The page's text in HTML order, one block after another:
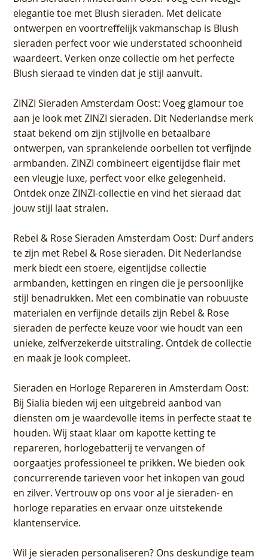
elegantie toe met Blush sieraden. Met delicate
ontwerpen en voortreffelijk vakmanschap is Blush
sieraden perfect voor wie understated schoonheid
waardeert. Verken onze collectie om het perfecte
Blush sieraad te vinden dat je stijl aanvult.
ZINZI Sieraden Amsterdam Oost: Voeg glamour toe
aan je look met ZINZI sieraden. Dit Nederlandse merk
staat bekend om zijn stijlvolle en betaalbare
ontwerpen, van sprankelende oorbellen tot verfijnde
armbanden. ZINZI combineert eigentijdse flair met
een vleugje luxe, perfect voor elke gelegenheid.
Ontdek onze ZINZI-collectie en vind het sieraad dat
jouw stijl laat stralen.
Rebel & Rose Sieraden Amsterdam Oost: Durf anders
te zijn met Rebel & Rose sieraden. Dit Nederlandse
merk biedt een stoere, eigentijdse collectie
armbanden, kettingen en ringen die je persoonlijke
stijl benadrukken. Met een combinatie van robuuste
materialen en verfijnde details zijn Rebel & Rose
sieraden de perfecte keuze voor wie houdt van een
unieke, zelfverzekerde uitstraling. Ontdek de collectie
en maak je look compleet.
Sieraden en Horloge Repareren in Amsterdam Oost:
Bij Sialia bieden wij een uitgebreid aanbod van
diensten om je waardevolle items in perfecte staat te
houden. Wij staat klaar om kapotte ketting te
repareren, horlogebatterij te vervangen of
oorgaatjes professioneel te prikken. We bieden ook
concurrerende tarieven voor het inkopen van goud
en zilver. Vertrouw op ons voor al je sieraden- en
horloge reparaties en ervaar onze uitstekende
klantenservice.
Wil je sieraden personaliseren? Ons deskundige team